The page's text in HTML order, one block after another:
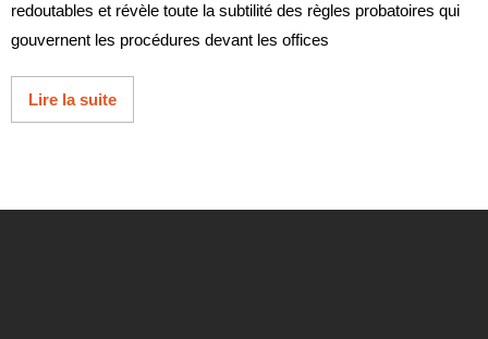
redoutables et révèle toute la subtilité des règles probatoires qui
gouvernent les procédures devant les offices
Lire la suite